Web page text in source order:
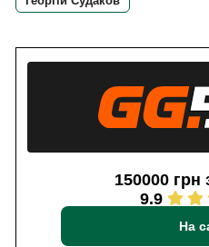
150000 грн
9.9
На